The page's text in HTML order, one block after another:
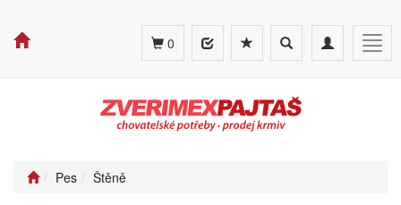
Toggle
navigation
Toggle
search
0
Pes Štěně